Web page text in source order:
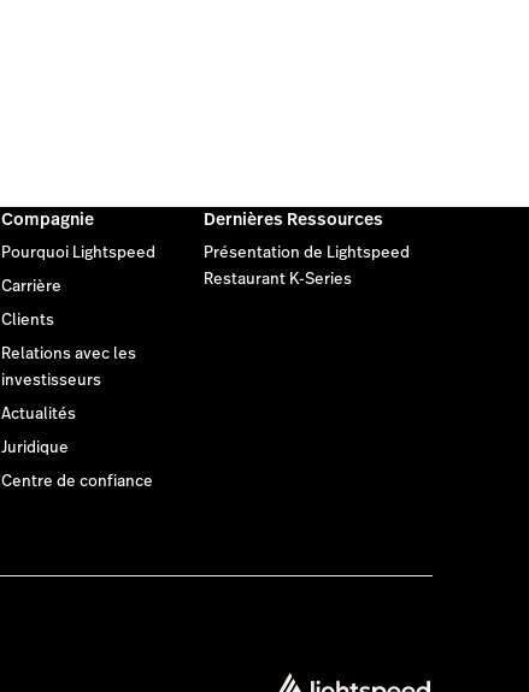
Compagnie
Pourquoi Lightspeed
Carrière
Clients
Relations avec les
investisseurs
Actualités
Juridique
Centre de confiance
Dernières Ressources
Présentation de Lightspeed
Restaurant K-Series